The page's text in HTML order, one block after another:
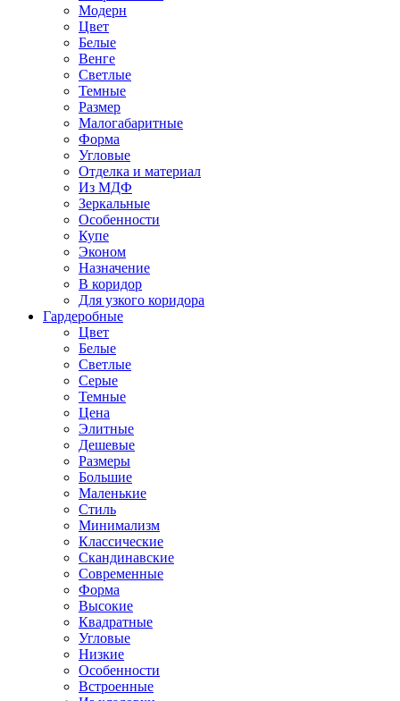
Модерн
Цвет
Белые
Венге
Светлые
Темные
Размер
Малогабаритные
Форма
Угловые
Отделка и материал
Из МДФ
Зеркальные
Особенности
Купе
Эконом
Назначение
В коридор
Для узкого коридора
Гардеробные
Цвет
Белые
Светлые
Серые
Темные
Цена
Элитные
Дешевые
Размеры
Большие
Маленькие
Стиль
Минимализм
Классические
Скандинавские
Современные
Форма
Высокие
Квадратные
Угловые
Низкие
Особенности
Встроенные